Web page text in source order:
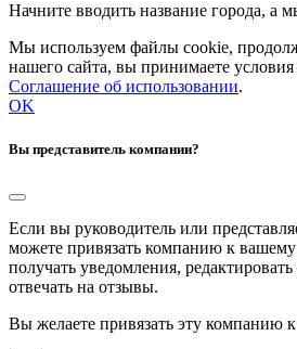
Начните вводить название города, а
Мы используем файлы cookie,
нашего сайта, вы принимаете условия
Соглашение об использовании.
OK
Вы представитель компании?
Если вы руководитель или
можете привязать компанию к
получать уведомления,
отвечать на отзывы.
Вы желаете привязать эту компанию